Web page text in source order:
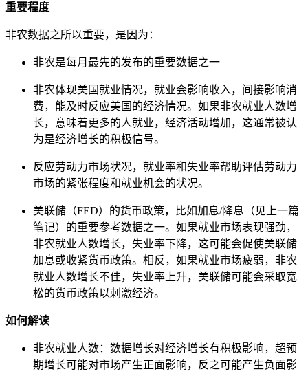
重要程度
非农数据之所以重要，是因为：
非农是每月最先的发布的重要数据之一
非农体现美国就业情况，就业会影响收入，间接影响消
费，能及时反应美国的经济情况。如果非农就业人数增
长，意味着更多的人就业，经济活动增加，这通常被认
为是经济增长的积极信号。
反应劳动力市场状况，就业率和失业率帮助评估劳动力
市场的紧张程度和就业机会的状况。
美联储（FED）的货币政策，比如加息/降息（见上一篇
笔记）的重要参考数据之一。如果就业市场表现强劲，
非农就业人数增长，失业率下降，这可能会促使美联储
加息或收紧货币政策。相反，如果就业市场疲弱，非农
就业人数增长不佳，失业率上升，美联储可能会采取宽
松的货币政策以刺激经济。
如何解读
非农就业人数：数据增长对经济增长有积极影响，超预
期增长可能对市场产生正面影响，反之可能产生负面影